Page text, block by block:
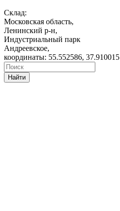
Склад:
Московская область,
Ленинский р-н,
Индустриальный парк
Андреевское,
координаты: 55.552586, 37.910015
Найти